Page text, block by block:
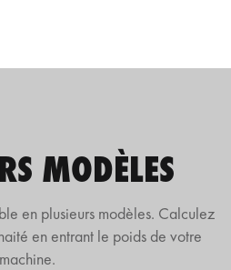
MODÈLES
en plusieurs modèles. Calculez
en entrant le poids de votre
machine.